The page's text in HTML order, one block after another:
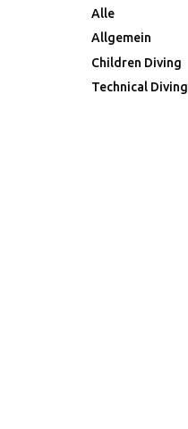
Alle
Allgemein
Children Diving
Technical Diving